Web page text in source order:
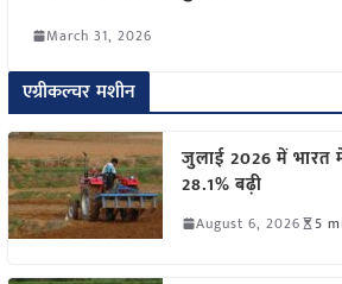
March 31, 2026
एग्रीकल्चर मशीन
जुलाई 2026 में भारत में
28.1% बढ़ी
August 6, 2026 5